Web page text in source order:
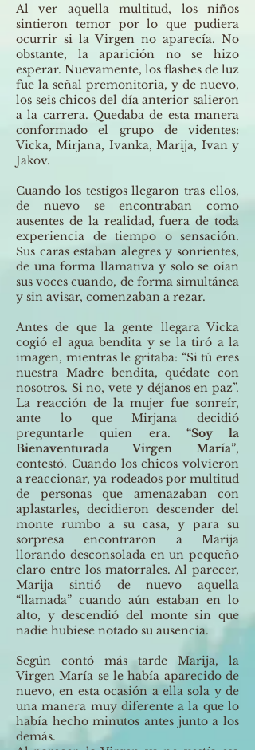
Al ver aquella multitud, los niños
sintieron temor por lo que pudiera
ocurrir si la Virgen no aparecía. No
obstante, la aparición no se hizo
esperar. Nuevamente, los flashes de luz
fue la señal premonitoria, y de nuevo,
los seis chicos del día anterior salieron
a la carrera. Quedaba de esta manera
conformado el grupo de videntes:
Vicka, Mirjana, Ivanka, Marija, Ivan y
Jakov.
Cuando los testigos llegaron tras ellos,
de nuevo se encontraban como
ausentes de la realidad, fuera de toda
experiencia de tiempo o sensación.
Sus caras estaban alegres y sonrientes,
de una forma llamativa y solo se oían
sus voces cuando, de forma simultánea
y sin avisar, comenzaban a rezar.
Antes de que la gente llegara Vicka
cogió el agua bendita y se la tiró a la
imagen, mientras le gritaba: “Si tú eres
nuestra Madre bendita, quédate con
nosotros. Si no, vete y déjanos en paz”.
La reacción de la mujer fue sonreír,
ante lo que Mirjana decidió
preguntarle quien era. “Soy la
Bienaventurada Virgen María”,
contestó. Cuando los chicos volvieron
a reaccionar, ya rodeados por multitud
de personas que amenazaban con
aplastarles, decidieron descender del
monte rumbo a su casa, y para su
sorpresa encontraron a Marija
llorando desconsolada en un pequeño
claro entre los matorrales. Al parecer,
Marija sintió de nuevo aquella
“llamada” cuando aún estaban en lo
alto, y descendió del monte sin que
nadie hubiese notado su ausencia.
Según contó más tarde Marija, la
Virgen María se le había aparecido de
nuevo, en esta ocasión a ella sola y de
una manera muy diferente a la que lo
había hecho minutos antes junto a los
demás.